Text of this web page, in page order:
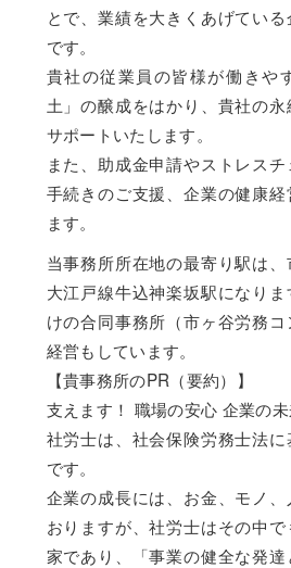
とで、業績を大きくあげてい
です。
貴社の従業員の皆様が働きや
土」の醸成をはかり、貴社の
サポートいたします。
また、助成金申請やストレスチ
手続きのご支援、企業の健康
ます。
当事務所所在地の最寄り駅は
大江戸線牛込神楽坂駅になり
けの合同事務所（市ヶ谷労務
経営もしています。
【貴事務所のPR（要約）】
支えます！ 職場の安心 企業の
社労士は、社会保険労務士法
です。
企業の成長には、お金、モノ
おりますが、社労士はその中
家であり、「事業の健全な発